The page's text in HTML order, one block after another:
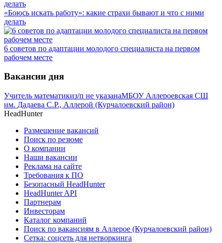
«Боюсь искать работу»: какие страхи бывают и что с ними
делать
6 советов по адаптации молодого специалиста на первом
рабочем месте
Вакансии дня
Учитель математикиз/п не указанаМБОУ Аллероевская СШ
им. Дадаева С.Р., Аллерой (Курчалоевский район)
HeadHunter
Размещение вакансий
Поиск по резюме
О компании
Наши вакансии
Реклама на сайте
Требования к ПО
Безопасный HeadHunter
HeadHunter API
Партнерам
Инвесторам
Каталог компаний
Поиск по вакансиям в Аллерое (Курчалоевский район)
Сетка: соцсеть для нетворкинга